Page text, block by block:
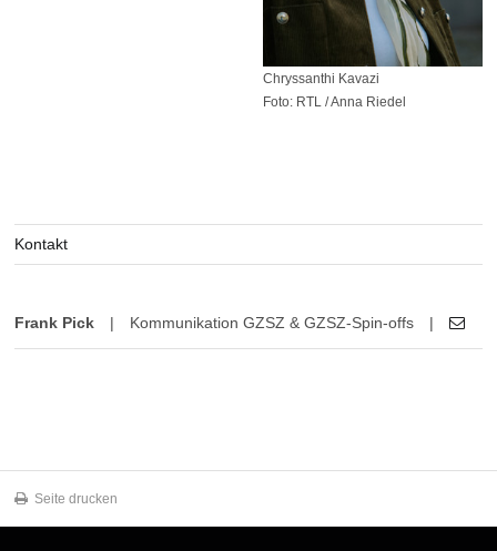
Chryssanthi Kavazi
Foto: RTL / Anna Riedel
Kontakt
Frank Pick | Kommunikation GZSZ & GZSZ-Spin-offs |
Seite drucken